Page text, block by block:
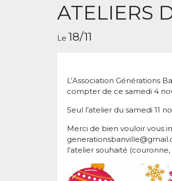
ATELIERS
Le 18/11
L’Association Générations
compter de ce samedi 4
Seul l’atelier du samedi 11
Merci de bien vouloir vous
l’atelier souhaité